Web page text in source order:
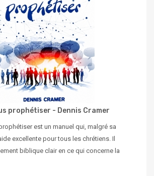
prophétiser - Dennis Cramer
est un manuel qui, malgré sa
excellente pour tous les chrétiens. Il
biblique clair en ce qui concerne la